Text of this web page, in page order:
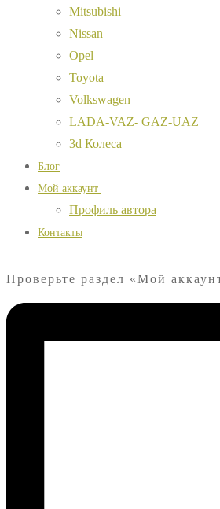
Mitsubishi
Nissan
Opel
Toyota
Volkswagen
LADA-VAZ- GAZ-UAZ
3d Колеса
Блог
Мой аккаунт
Профиль автора
Контакты
Проверьте раздел «Мой